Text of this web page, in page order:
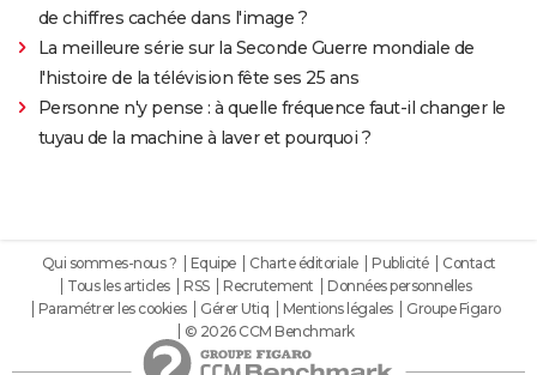
de chiffres cachée dans l'image ?
La meilleure série sur la Seconde Guerre mondiale de
l'histoire de la télévision fête ses 25 ans
Personne n'y pense : à quelle fréquence faut-il changer le
tuyau de la machine à laver et pourquoi ?
Qui sommes-nous ? Equipe Charte éditoriale Publicité
Contact
Tous les articles
RSS Recrutement
Données personnelles
Paramétrer les cookies
Gérer Utiq Mentions légales
Groupe Figaro
© 2026 CCM Benchmark